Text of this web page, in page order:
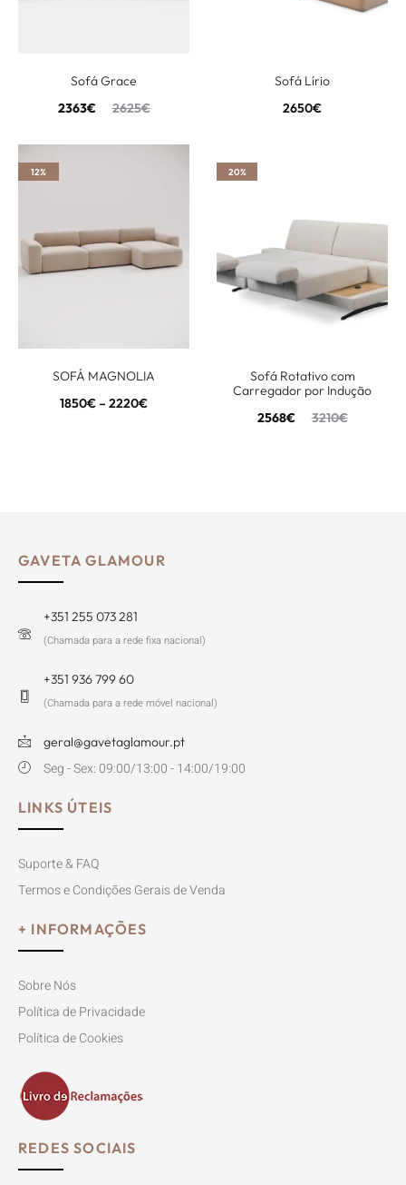
Sofá Grace
2625€
2363€
Sofá Lírio
2650€
12%
SOFÁ MAGNOLIA
1850€– 2220€
20%
Sofá Rotativo com
Carregador por Indução
3210€
2568€
GAVETA GLAMOUR
+351 255 073 281
(Chamada para a rede fixa nacional)
+351 936 799 60
(Chamada para a rede móvel nacional)
geral@gavetaglamour.pt
Seg - Sex: 09:00/13:00 - 14:00/19:00
LINKS ÚTEIS
Suporte & FAQ
Termos e Condições Gerais de Venda
+ INFORMAÇÕES
Sobre Nós
Política de Privacidade
Política de Cookies
REDES SOCIAIS